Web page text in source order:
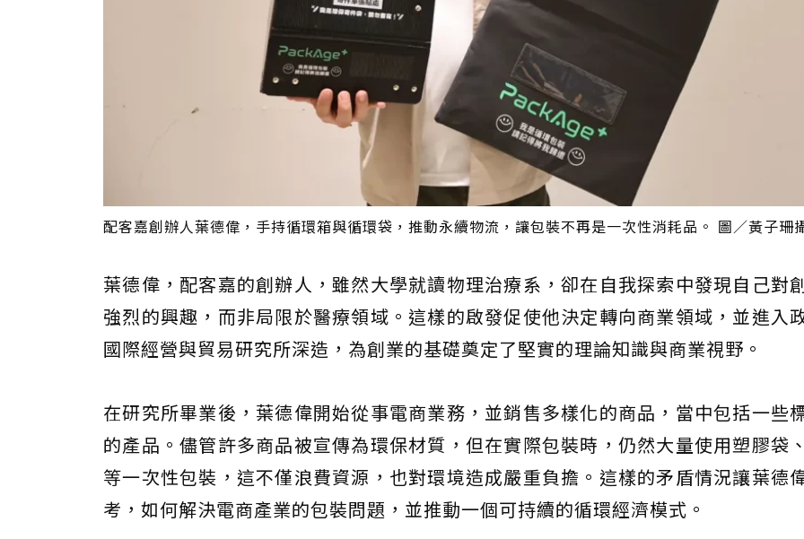
配客嘉創辦人葉德偉，手持循環箱與循環袋，推動永續物流，讓包裝不再是一次性消耗品。 圖／黃子珊
葉德偉，配客嘉的創辦人，雖然大學就讀物理治療系，卻在自我探索中發現自己對
強烈的興趣，而非局限於醫療領域。這樣的啟發促使他決定轉向商業領域，並進入
國際經營與貿易研究所深造，為創業的基礎奠定了堅實的理論知識與商業視野。
在研究所畢業後，葉德偉開始從事電商業務，並銷售多樣化的商品，當中包括一些
的產品。儘管許多商品被宣傳為環保材質，但在實際包裝時，仍然大量使用塑膠袋
等一次性包裝，這不僅浪費資源，也對環境造成嚴重負擔。這樣的矛盾情況讓葉德
考，如何解決電商產業的包裝問題，並推動一個可持續的循環經濟模式。